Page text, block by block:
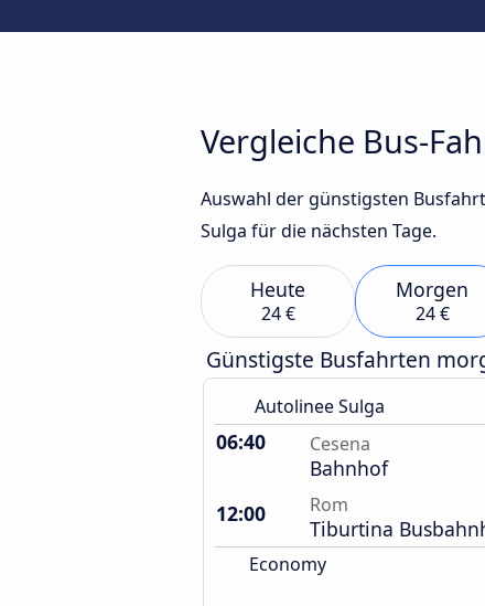
Vergleiche Bus-
Auswahl der günstigsten
Sulga für die nächsten Tage.
Heute
24 €
Morgen
24 €
Günstigste Busfahrten
Autolinee Sulga
06:40 Cesena
Bahnhof
12:00
Rom
Tiburtina
Economy